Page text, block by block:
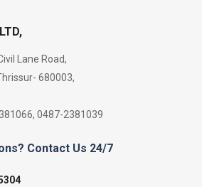
Lane Road,
680003,
0487-2381039
Contact Us 24/7